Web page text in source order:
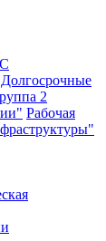
2
Рабочая